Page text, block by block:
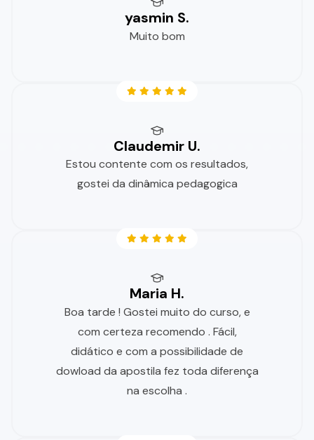
yasmin S.
Muito bom
Claudemir U.
Estou contente com os resultados,
gostei da dinâmica pedagogica
Maria H.
Boa tarde ! Gostei muito do curso, e
com certeza recomendo . Fácil,
didático e com a possibilidade de
dowload da apostila fez toda diferença
na escolha .